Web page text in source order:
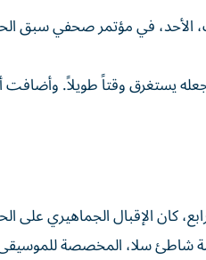
التي غابت عن المهرجان منذ 2017، صرحت،
وقتاً طويلاً. وأضافت
/حزيران، إلى يومه الرابع، كان الإقبال
شاطئ سلا، المخصصة